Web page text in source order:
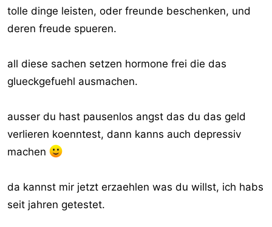
tolle dinge leisten, oder freunde beschenken, und
deren freude spueren.
all diese sachen setzen hormone frei die das
glueckgefuehl ausmachen.
ausser du hast pausenlos angst das du das geld
verlieren koenntest, dann kanns auch depressiv
machen
da kannst mir jetzt erzaehlen was du willst, ich habs
seit jahren getestet.